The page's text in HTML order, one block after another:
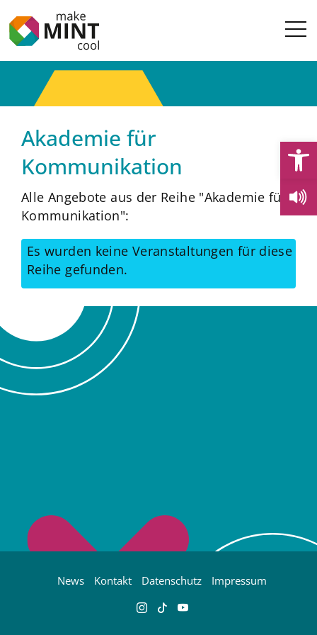
Akademie für
Kommunikation
Alle Angebote aus der Reihe "Akademie für
Kommunikation":
Es wurden keine Veranstaltungen für diese
Reihe gefunden.
News Kontakt Datenschutz Impressum